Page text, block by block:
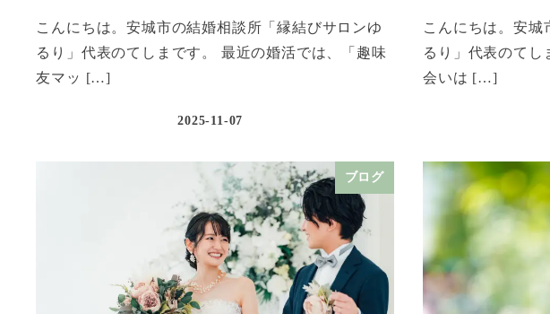
こんにちは。安城市の結婚相談所「縁結びサロンゆ
るり」代表のてしまです。 最近の婚活では、「趣味
友マッ […]
2025-11-07
こんにちは。安城
るり」代表のてし
会いは […]
ブログ